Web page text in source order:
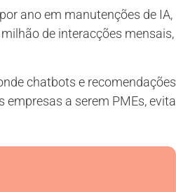
ano em manutenções de IA,
de interacções mensais,
chatbots e recomendações
empresas a serem PMEs, evita